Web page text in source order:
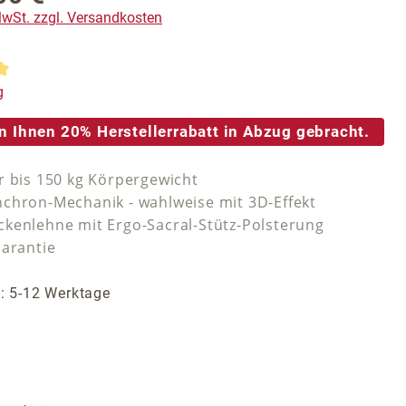
zzgl. Versandkosten
Bewertung von 5 von 5 Sternen
Ihnen 20% Herstellerrabatt in Abzug gebracht.
bis 150 kg Körpergewicht
Mechanik - wahlweise mit 3D-Effekt
mit Ergo-Sacral-Stütz-Polsterung
5-12 Werktage